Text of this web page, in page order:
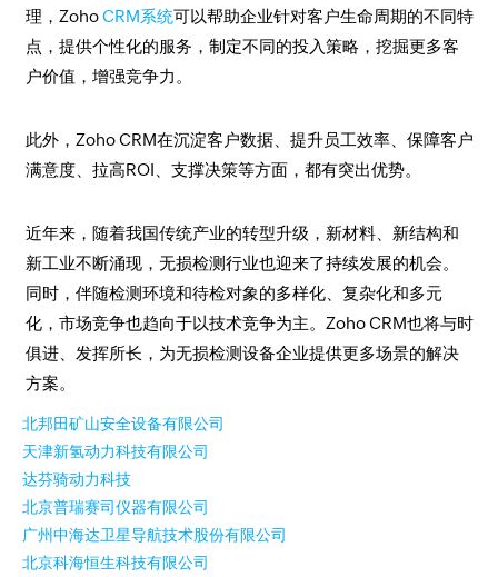
理，ZohoCRM系统可以帮助企业针对客户生命周期的不同特
点，提供个性化的服务，制定不同的投入策略，挖掘更多客
户价值，增强竞争力。
此外，Zoho CRM在沉淀客户数据、提升员工效率、保障客户
满意度、拉高ROI、支撑决策等方面，都有突出优势。
近年来，随着我国传统产业的转型升级，新材料、新结构和
新工业不断涌现，无损检测行业也迎来了持续发展的机会。
同时，伴随检测环境和待检对象的多样化、复杂化和多元
化，市场竞争也趋向于以技术竞争为主。Zoho CRM也将与时
俱进、发挥所长，为无损检测设备企业提供更多场景的解决
方案。
北邦田矿山安全设备有限公司
天津新氢动力科技有限公司
达芬骑动力科技
北京普瑞赛司仪器有限公司
广州中海达卫星导航技术股份有限公司
北京科海恒生科技有限公司